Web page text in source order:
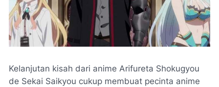
Kelanjutan kisah dari anime Arifureta Shokugyou
de Sekai Saikyou cukup membuat pecinta anime